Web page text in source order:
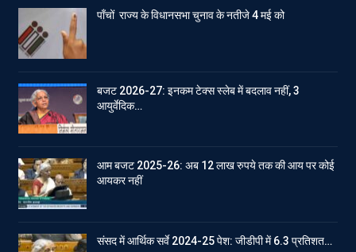
पाँचों राज्य के विधानसभा चुनाव के नतीजे 4 मई को
बजट 2026-27: इनकम टेक्स स्लेब में बदलाव नहीं, 3
आयुर्वेदिक…
आम बजट 2025-26: अब 12 लाख रुपये तक की आय पर कोई
आयकर नहीं
संसद में आर्थिक सर्वे 2024-25 पेश: जीडीपी में 6.3 प्रतिशत…